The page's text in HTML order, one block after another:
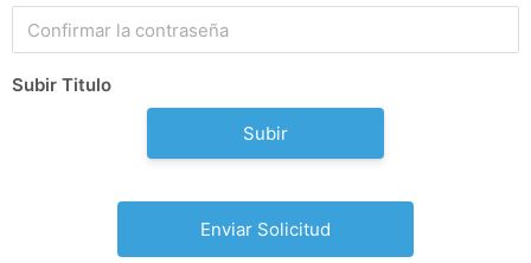
Subir Titulo
Subir